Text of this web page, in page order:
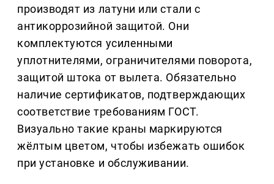
производят из латуни или стали с
антикоррозийной защитой. Они
комплектуются усиленными
уплотнителями, ограничителями поворота,
защитой штока от вылета. Обязательно
наличие сертификатов, подтверждающих
соответствие требованиям ГОСТ.
Визуально такие краны маркируются
жёлтым цветом, чтобы избежать ошибок
при установке и обслуживании.